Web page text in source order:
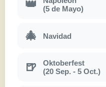
👑
(5 de Mayo)
🎄 Navidad
🍺
Oktoberfest
(20 Sep. - 5 Oct.)